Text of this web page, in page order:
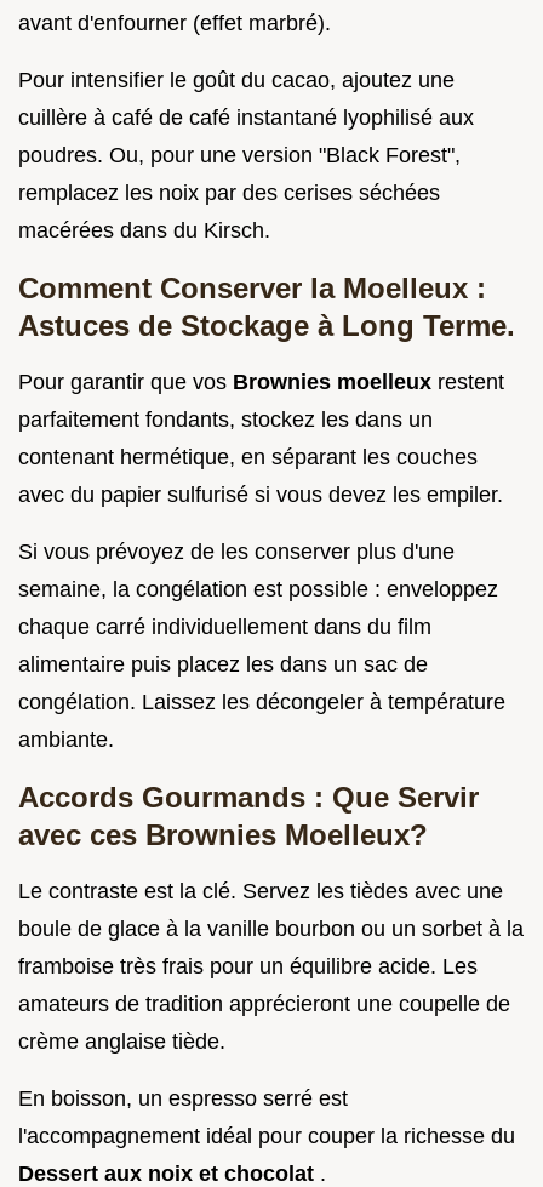
avant d'enfourner (effet marbré).
Pour intensifier le goût du cacao, ajoutez une
cuillère à café de café instantané lyophilisé aux
poudres. Ou, pour une version "Black Forest",
remplacez les noix par des cerises séchées
macérées dans du Kirsch.
Comment Conserver la Moelleux :
Astuces de Stockage à Long Terme.
Pour garantir que vos Brownies moelleux restent
parfaitement fondants, stockez les dans un
contenant hermétique, en séparant les couches
avec du papier sulfurisé si vous devez les empiler.
Si vous prévoyez de les conserver plus d'une
semaine, la congélation est possible : enveloppez
chaque carré individuellement dans du film
alimentaire puis placez les dans un sac de
congélation. Laissez les décongeler à température
ambiante.
Accords Gourmands : Que Servir
avec ces Brownies Moelleux?
Le contraste est la clé. Servez les tièdes avec une
boule de glace à la vanille bourbon ou un sorbet à la
framboise très frais pour un équilibre acide. Les
amateurs de tradition apprécieront une coupelle de
crème anglaise tiède.
En boisson, un espresso serré est
l'accompagnement idéal pour couper la richesse du
Dessert aux noix et chocolat .